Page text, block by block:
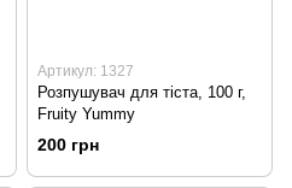
Артикул: 1327
Розпушувач для тіста, 100 г,
Fruity Yummy
200 грн